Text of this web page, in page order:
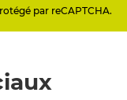
par reCAPTCHA.